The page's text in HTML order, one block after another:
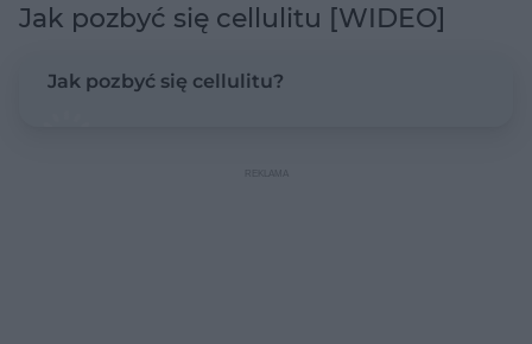
Jak pozbyć się cellulitu [WIDEO]
Jak pozbyć się cellulitu?